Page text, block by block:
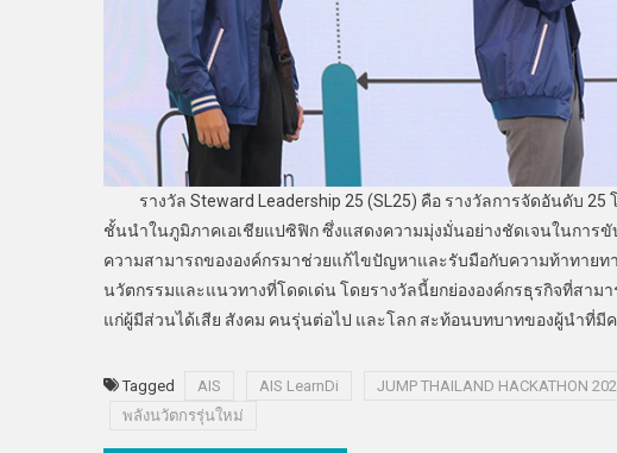
รางวัล Steward Leadership 25 (SL25) คือ รางวัลการจัดอันดับ
ชั้นนำในภูมิภาคเอเชียแปซิฟิก ซึ่งแสดงความมุ่งมั่นอย่างชัดเจนในการ
ความสามารถขององค์กรมาช่วยแก้ไขปัญหาและรับมือกับความท้าทาย
นวัตกรรมและแนวทางที่โดดเด่น โดยรางวัลนี้ยกย่ององค์กรธุรกิจที่สาม
แก่ผู้มีส่วนได้เสีย สังคม คนรุ่นต่อไป และโลก สะท้อนบทบาทของผู้นำที่มี
Tagged AIS AIS LearnDi JUMP THAILAND HACKATHON
พลังนวัตกรรุ่นใหม่